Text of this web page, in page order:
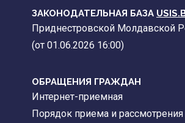
ЗАКОНОДАТЕЛЬНАЯ БАЗА
Приднестровской Молдавской
(от 01.06.2026 16:00)
ОБРАЩЕНИЯ ГРАЖДАН
Интернет-приемная
Порядок приема и рассмотрения